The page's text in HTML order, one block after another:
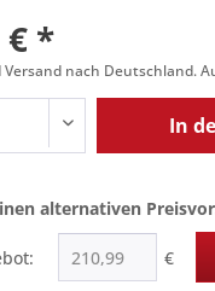
€ *
nach Deutschland.
In
alternativen
€